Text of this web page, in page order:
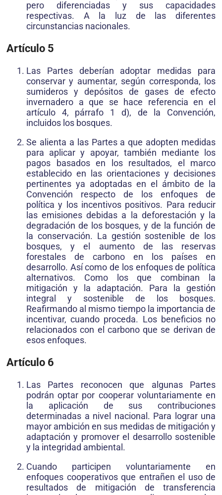
pero diferenciadas y sus capacidades
respectivas. A la luz de las diferentes
circunstancias nacionales.
Artículo 5
Las Partes deberían adoptar medidas para
conservar y aumentar, según corresponda, los
sumideros y depósitos de gases de efecto
invernadero a que se hace referencia en el
artículo 4, párrafo 1 d), de la Convención,
incluidos los bosques.
Se alienta a las Partes a que adopten medidas
para aplicar y apoyar, también mediante los
pagos basados en los resultados, el marco
establecido en las orientaciones y decisiones
pertinentes ya adoptadas en el ámbito de la
Convención respecto de los enfoques de
política y los incentivos positivos. Para reducir
las emisiones debidas a la deforestación y la
degradación de los bosques, y de la función de
la conservación. La gestión sostenible de los
bosques, y el aumento de las reservas
forestales de carbono en los países en
desarrollo. Así como de los enfoques de política
alternativos. Como los que combinan la
mitigación y la adaptación. Para la gestión
integral y sostenible de los bosques.
Reafirmando al mismo tiempo la importancia de
incentivar, cuando proceda. Los beneficios no
relacionados con el carbono que se derivan de
esos enfoques.
Artículo 6
Las Partes reconocen que algunas Partes
podrán optar por cooperar voluntariamente en
la aplicación de sus contribuciones
determinadas a nivel nacional. Para lograr una
mayor ambición en sus medidas de mitigación y
adaptación y promover el desarrollo sostenible
y la integridad ambiental.
Cuando participen voluntariamente en
enfoques cooperativos que entrañen el uso de
resultados de mitigación de transferencia